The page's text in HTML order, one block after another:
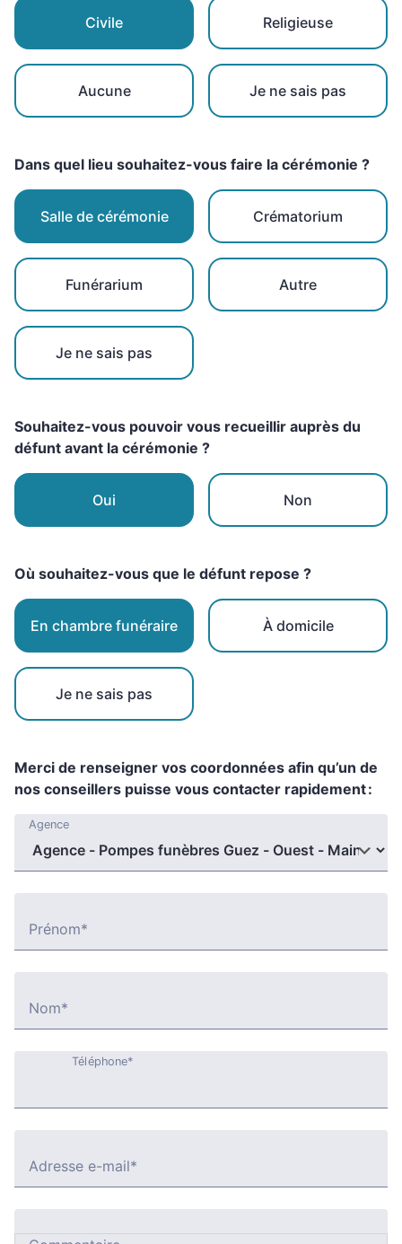
Civile Religieuse
Aucune Je ne sais pas
Dans quel lieu souhaitez-vous faire la cérémonie ?
Salle de cérémonie Crématorium
Funérarium Autre
Je ne sais pas
Souhaitez-vous pouvoir vous recueillir auprès du
défunt avant la cérémonie ?
Oui Non
Où souhaitez-vous que le défunt repose ?
En chambre funéraire À domicile
Je ne sais pas
Merci de renseigner vos coordonnées afin qu’un de
nos conseillers puisse vous contacter rapidement :
Agence
Prénom*
Nom*
Téléphone*
Adresse e-mail*